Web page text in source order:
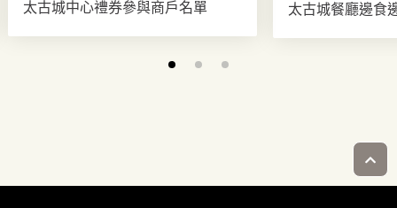
太古城中心禮券參與商戶名單 太古城餐廳邊食